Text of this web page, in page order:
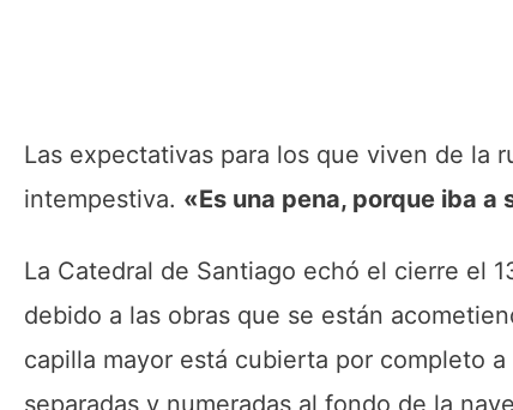
Las expectativas para los que viven de la
intempestiva. «Es una pena, porque iba
La Catedral de Santiago echó el cierre el
debido a las obras que se están
capilla mayor está cubierta por completo
separadas y numeradas al fondo de la